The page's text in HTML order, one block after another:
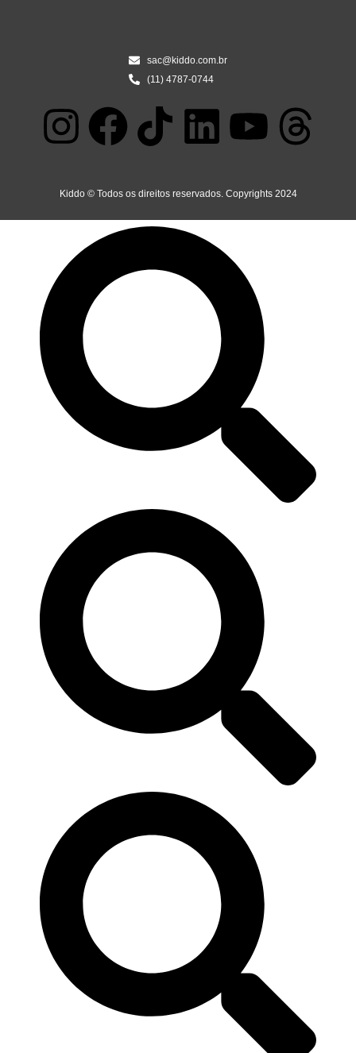
sac@kiddo.com.br
(11) 4787-0744
Kiddo © Todos os direitos reservados. Copyrights 2024